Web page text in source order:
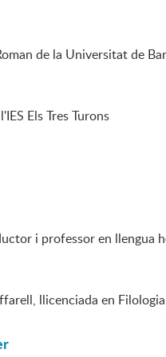
de la Universitat de
Els Tres Turons
i professor en llengua
llicenciada en